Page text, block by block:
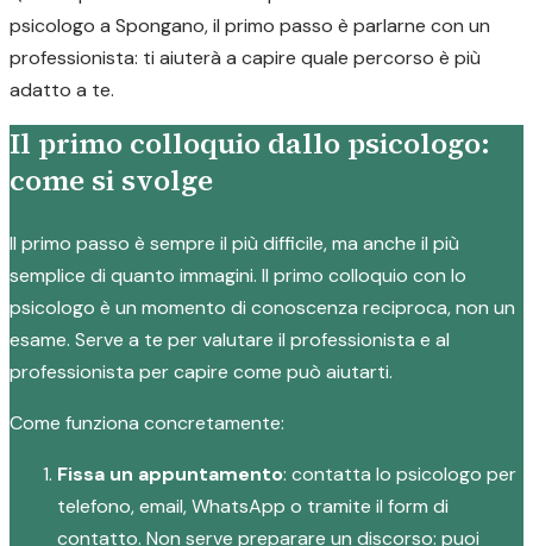
psicologo a Spongano, il primo passo è parlarne con un
professionista: ti aiuterà a capire quale percorso è più
adatto a te.
Il primo colloquio dallo psicologo:
come si svolge
Il primo passo è sempre il più difficile, ma anche il più
semplice di quanto immagini. Il primo colloquio con lo
psicologo è un momento di conoscenza reciproca, non un
esame. Serve a te per valutare il professionista e al
professionista per capire come può aiutarti.
Come funziona concretamente:
Fissa un appuntamento: contatta lo psicologo per
telefono, email, WhatsApp o tramite il form di
contatto. Non serve preparare un discorso: puoi